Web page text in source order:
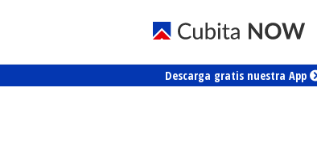
Descarga gratis nuestra App